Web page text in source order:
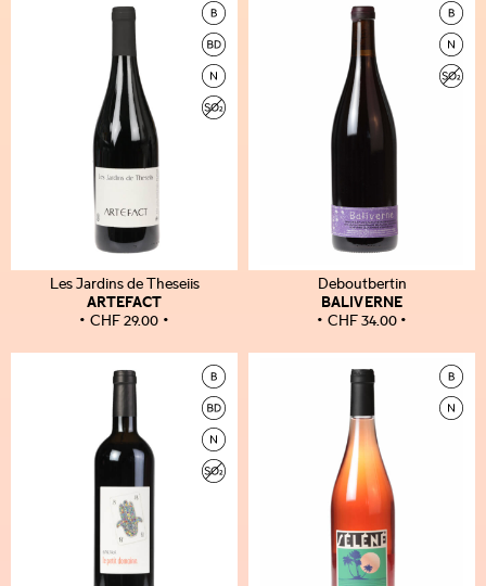
Les Jardins de Theseiis
ARTEFACT
CHF29.00
Deboutbertin
BALIVERNE
CHF34.00